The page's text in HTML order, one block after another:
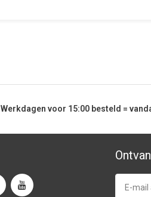
Werkdagen voor 15:00besteld =